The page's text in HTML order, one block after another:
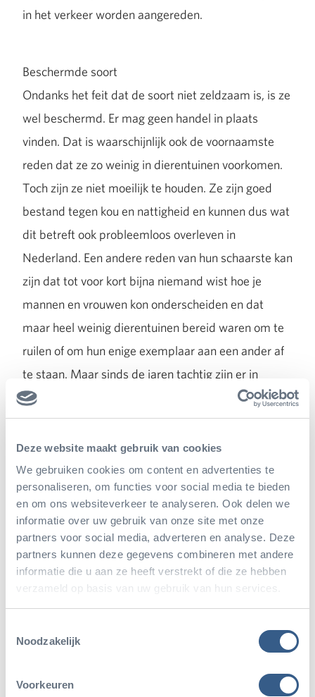
Deze website maakt gebruik van cookies
We gebruiken cookies om content en advertenties te
personaliseren, om functies voor social media te bieden
en om ons websiteverkeer te analyseren. Ook delen we
informatie over uw gebruik van onze site met onze
partners voor social media, adverteren en analyse. Deze
partners kunnen deze gegevens combineren met andere
informatie die u aan ze heeft verstrekt of die ze hebben
verzameld op basis van uw gebruik van hun services.
Noodzakelijk
Voorkeuren
in het verkeer worden aangereden.
Beschermde soort
Ondanks het feit dat de soort niet zeldzaam is, is ze
wel beschermd. Er mag geen handel in plaats
vinden. Dat is waarschijnlijk ook de voornaamste
reden dat ze zo weinig in dierentuinen voorkomen.
Toch zijn ze niet moeilijk te houden. Ze zijn goed
bestand tegen kou en nattigheid en kunnen dus wat
dit betreft ook probleemloos overleven in
Nederland. Een andere reden van hun schaarste kan
zijn dat tot voor kort bijna niemand wist hoe je
mannen en vrouwen kon onderscheiden en dat
maar heel weinig dierentuinen bereid waren om te
ruilen of om hun enige exemplaar aan een ander af
te staan. Maar sinds de jaren tachtig zijn er in
dierentuinen gelukkig toch wat kweekresultaten
behaald. En recent ook zelfs in Nederland. In
Avifauna is het gelukt om een jong op te fokken. En
tot onze grote vreugd was Avifauna bereid dit
(mannelijke) dier aan ons af te staan als partner
voor de Walsrode-vogel.
Hoewel hij nog jong is, zijn we nu natuurlijk erg
benieuwd of ze elkaar wel zien zitten en in de
kennismaking is inmiddels probleemloos verlopen
niemand eigenlijk op welke leeftijd secretarissen